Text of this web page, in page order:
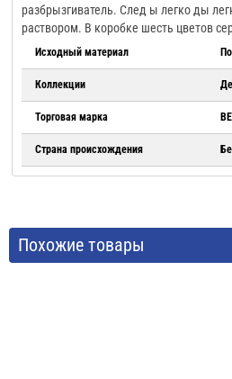
разбрызгиватель. След ы легко ды
раствором. В коробке шесть цветов
Исходный материал
Коллекции
Торговая марка
Страна происхождения
Похожие товары